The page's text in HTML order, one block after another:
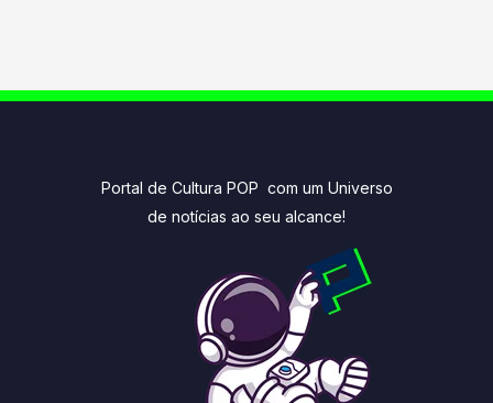
Portal de Cultura POP com um Universo
de notícias ao seu alcance!